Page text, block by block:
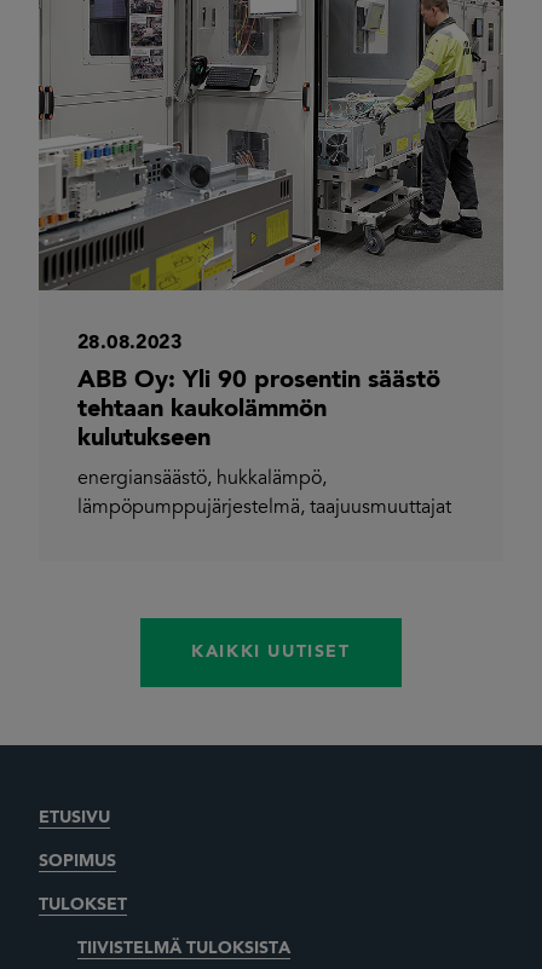
28.08.2023
ABB Oy: Yli 90 prosentin säästö
tehtaan kaukolämmön
kulutukseen
energiansäästö, hukkalämpö,
lämpöpumppujärjestelmä, taajuusmuuttajat
KAIKKI UUTISET
ETUSIVU
SOPIMUS
TULOKSET
TIIVISTELMÄ TULOKSISTA